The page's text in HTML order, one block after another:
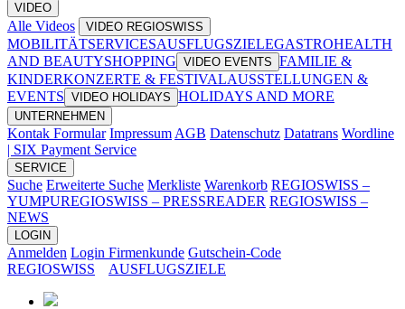
VIDEO
Alle Videos VIDEO REGIOSWISS
MOBILITÄTSERVICESAUSFLUGSZIELEGASTROHEALTH
AND BEAUTYSHOPPING VIDEO EVENTS FAMILIE &
KINDERKONZERTE & FESTIVALAUSSTELLUNGEN &
EVENTS VIDEO HOLIDAYS HOLIDAYS AND MORE
UNTERNEHMEN
Kontak Formular Impressum AGB Datenschutz Datatrans Wordline
| SIX Payment Service
SERVICE
Suche Erweiterte Suche Merkliste Warenkorb REGIOSWISS –
YUMPUREGIOSWISS – PRESSREADER REGIOSWISS –
NEWS
LOGIN
Anmelden Login Firmenkunde Gutschein-Code
REGIOSWISS
AUSFLUGSZIELE